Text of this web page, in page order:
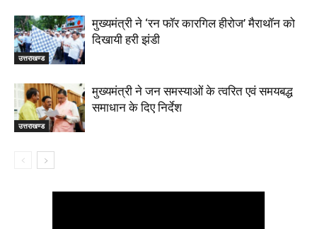
उत्तराखण्ड
मुख्यमंत्री ने ‘रन फॉर कारगिल हीरोज’ मैराथॉन को
दिखायी हरी झंडी
उत्तराखण्ड
मुख्यमंत्री ने जन समस्याओं के त्वरित एवं समयबद्ध
समाधान के दिए निर्देश